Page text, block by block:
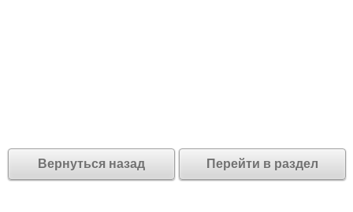
Вернуться назад Перейти в раздел